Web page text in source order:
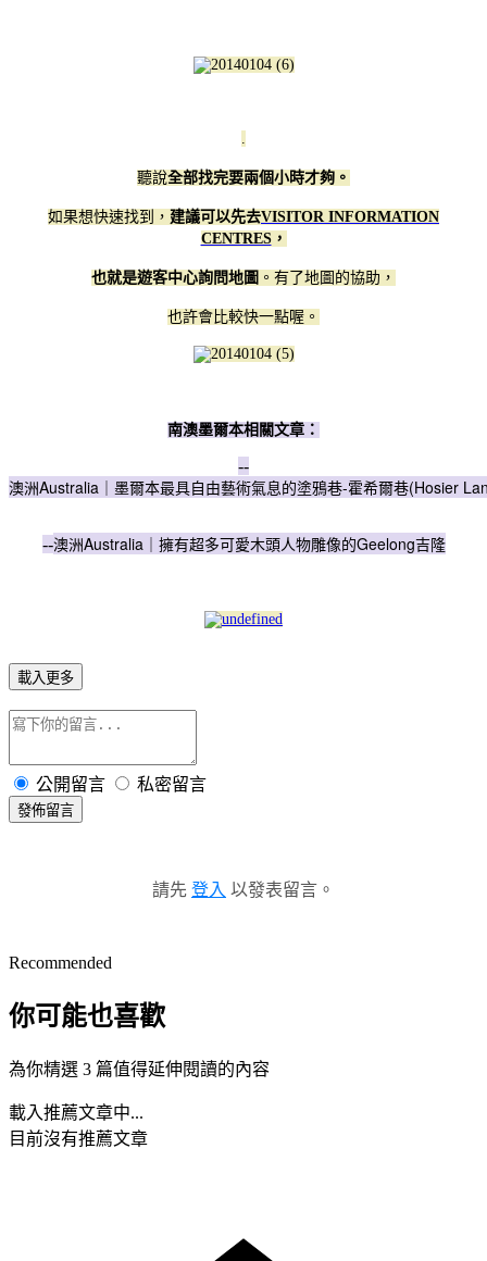
聽說全部找完要兩個小時才夠。
如果想快速找到， 建議可以先去VISITOR INFORMATION
CENTRES，
也就是遊客中心詢問地圖 。有了地圖的協助，
也許會比較快一點喔。
南澳墨爾本相關文章：
--
澳洲Australia｜墨爾本最具自由藝術氣息的塗鴉巷-霍希爾巷(Hosier
--澳洲Australia｜擁有超多可愛木頭人物雕像的Geelong吉隆
載入更多
公開留言 私密留言
發佈留言
請先 登入 以發表留言。
Recommended
你可能也喜歡
為你精選 3 篇值得延伸閱讀的內容
載入推薦文章中...
目前沒有推薦文章